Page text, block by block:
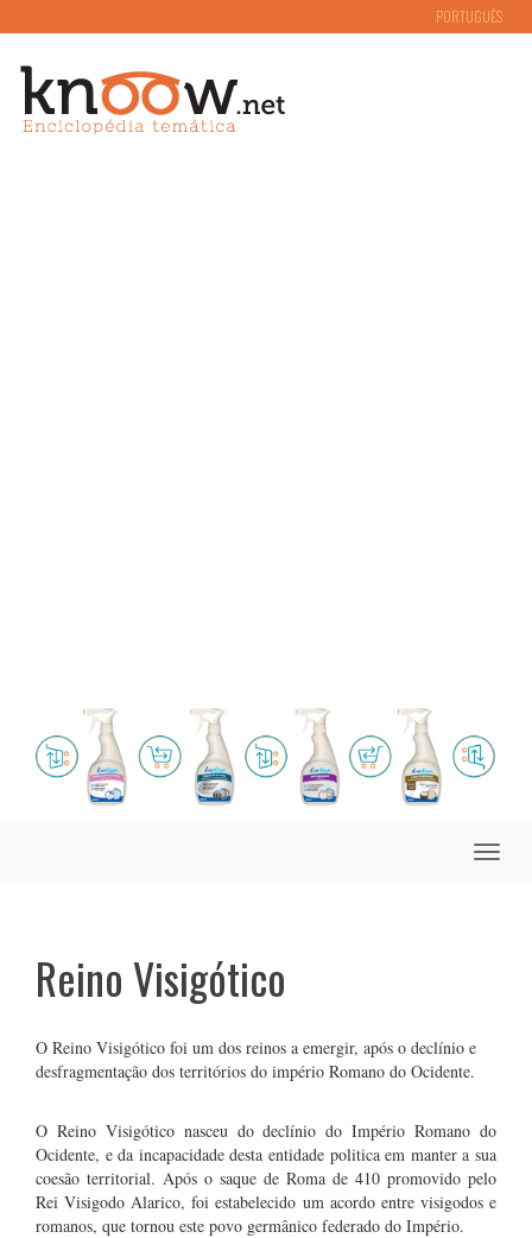
PORTUGUÊS
Toggle
Reino Visigótico
O Reino Visigótico foi um dos reinos a emergir, após o declínio e
desfragmentação dos territórios do império Romano do Ocidente.
O Reino Visigótico nasceu do declínio do Império Romano do
Ocidente, e da incapacidade desta entidade politica em manter a sua
coesão territorial. Após o saque de Roma de 410 promovido pelo
Rei Visigodo Alarico, foi estabelecido um acordo entre visigodos e
romanos, que tornou este povo germânico federado do Império.